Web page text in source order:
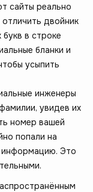
сайты реально
двойник
в строке
бланки и
усыпить
инженеры
увидев их
номер вашей
попали на
информацию. Это